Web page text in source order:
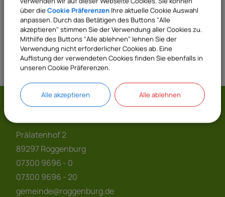
23 Meldeamt
Gemeinde Roggenburg
Prälatenhof 2
89297 Roggenburg
07300 9696 - 0
07300 9696 - 20
gemeinde@roggenburg.de
über die Cookie Präferenzen Ihre aktuelle Cookie Auswahl
anpassen. Durch das Betätigen des Buttons "Alle
akzeptieren" stimmen Sie der Verwendung aller Cookies zu.
Mithilfe des Buttons "Alle ablehnen" lehnen Sie der
Verwendung nicht erforderlicher Cookies ab. Eine
Auflistung der verwendeten Cookies finden Sie ebenfalls in
unseren Cookie Präferenzen.
Alle akzeptieren Alle ablehnen